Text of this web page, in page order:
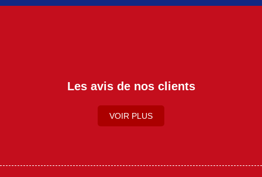
Les avis de nos clients
VOIR PLUS